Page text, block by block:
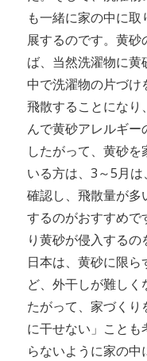
も一緒に家の中に
展するのです。黄
ば、当然洗濯物に
中で洗濯物の片づ
飛散することになり
んで黄砂アレルギー
したがって、黄砂
いる方は、3～5月
確認し、飛散量が多
するのがおすすめで
り黄砂が侵入するの
日本は、黄砂に限
ど、外干しが難し
たがって、家づく
に干せない」こと
らないように家の